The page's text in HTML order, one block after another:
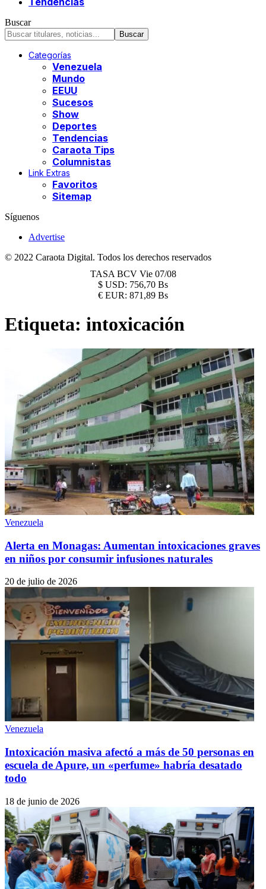
Buscar
Categorías
Venezuela
Mundo
EEUU
Sucesos
Show
Deportes
Tendencias
Caraota Tips
Columnistas
Link Extras
Favoritos
Sitemap
Síguenos
Advertise
© 2022 Caraota Digital. Todos los derechos reservados
TASA BCV Vie 07/08
$ USD: 756,70 Bs
€ EUR: 871,89 Bs
Etiqueta: intoxicación
Venezuela
Alerta en Monagas: Aumentan intoxicaciones graves
en niños por consumir infusiones naturales
20 de julio de 2026
Venezuela
Intoxicación masiva afectó a más de 50 personas en
escuela de Apure, un «perfume» habría desatado
todo
18 de junio de 2026